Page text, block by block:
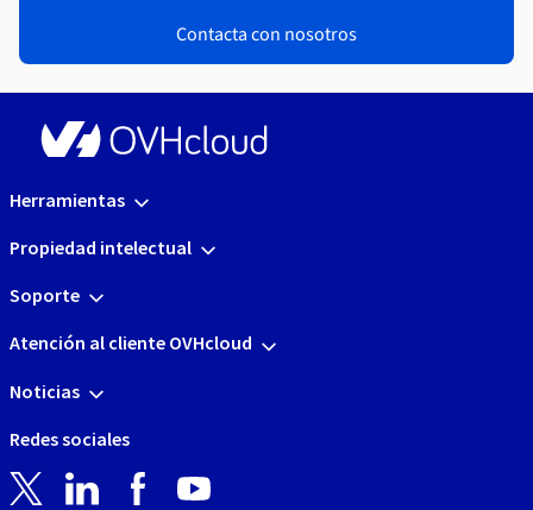
Contacta con nosotros
Herramientas
Propiedad intelectual
Soporte
Atención al cliente OVHcloud
Noticias
Redes sociales